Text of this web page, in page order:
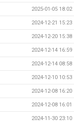
2025-01-05 18:02
2024-12-21 15:23
2024-12-20 15:38
2024-12-14 16:59
2024-12-14 08:58
2024-12-10 10:53
2024-12-08 16:20
2024-12-08 16:01
2024-11-30 23:10